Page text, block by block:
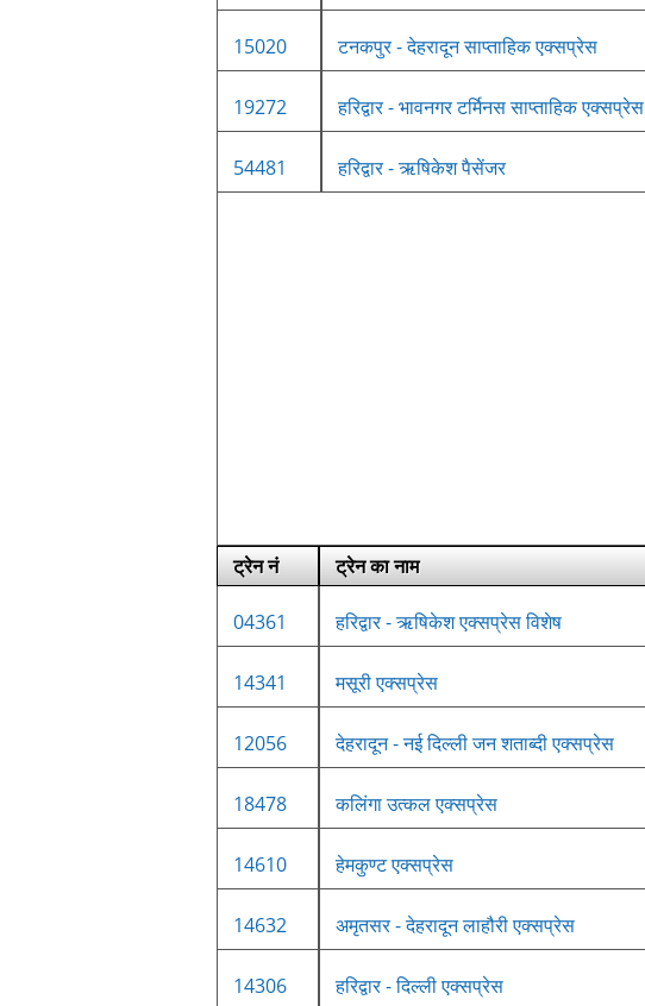
15020 टनकपुर - देहरादून साप्ताहिक एक्सप्रेस
19272 हरिद्वार - भावनगर टर्मिनस साप्ताहिक एक्सप्रेस
54481 हरिद्वार - ऋषिकेश पैसेंजर
ट्रेन नं ट्रेन का नाम
04361 हरिद्वार - ऋषिकेश एक्सप्रेस विशेष
14341 मसूरी एक्सप्रेस
12056 देहरादून - नई दिल्ली जन शताब्दी एक्सप्रेस
18478 कलिंगा उत्कल एक्सप्रेस
14610 हेमकुण्ट एक्सप्रेस
14632 अमृतसर - देहरादून लाहौरी एक्सप्रेस
14306 हरिद्वार - दिल्ली एक्सप्रेस